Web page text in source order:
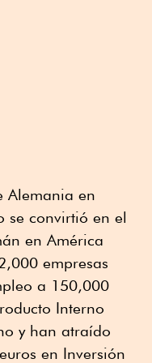
Alemania en
se convirtió en el
en América
empresas
a 150,000
Interno
y han atraído
en Inversión